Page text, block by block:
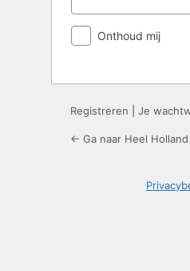
Onthoud mij
Registreren Je
← Ga naar Heel Holland